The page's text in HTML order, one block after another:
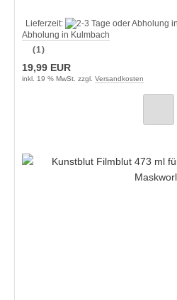
Lieferzeit:
Abholung in Kulmbach
(1)
19,99 EUR
inkl. 19 % MwSt. zzgl. Versandkosten